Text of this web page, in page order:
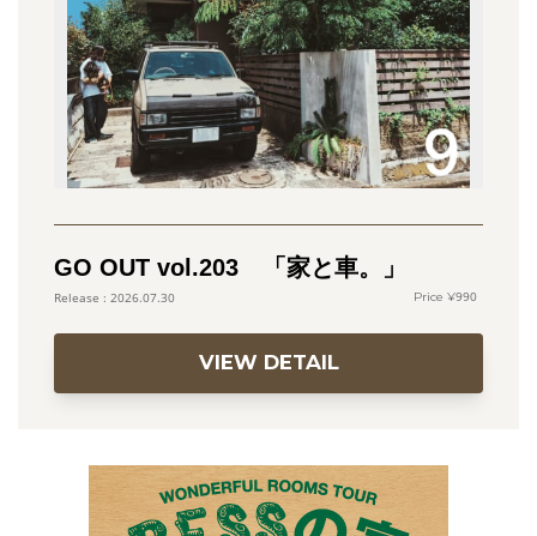
GO OUT vol.203 「家と車。」
2026.07.30 990
VIEW DETAIL